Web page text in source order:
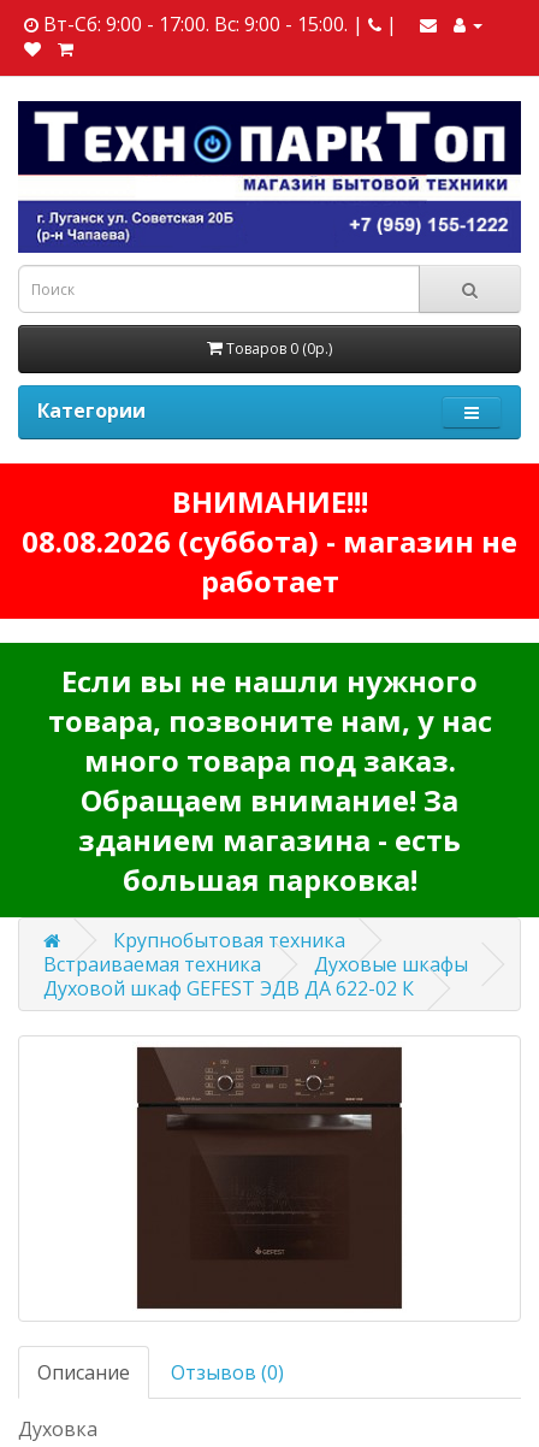
Вт-Сб: 9:00 - 17:00. Вс: 9:00 - 15:00. | |
Товаров 0 (0р.)
Категории
ВНИМАНИЕ!!!
08.08.2026 (суббота) - магазин не
работает
Если вы не нашли нужного
товара, позвоните нам, у нас
много товара под заказ.
Обращаем внимание! За
зданием магазина - есть
большая парковка!
Крупнобытовая техника
Встраиваемая техника
Духовые шкафы
Духовой шкаф GEFEST ЭДВ ДА 622-02 К
Описание Отзывов (0)
Духовка